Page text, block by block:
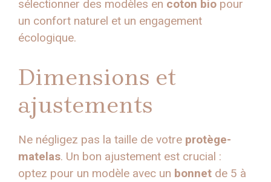
sélectionner des modèles en coton bio pour
un confort naturel et un engagement
écologique.
Dimensions et
ajustements
Ne négligez pas la taille de votre protège-
matelas. Un bon ajustement est crucial :
optez pour un modèle avec un bonnet de 5 à